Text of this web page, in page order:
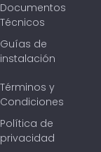
Documentos
Técnicos
Guías de
instalación
Términos y
Condiciones
Política de
privacidad